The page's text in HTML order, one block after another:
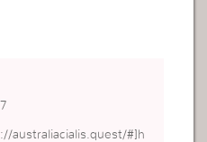
australiacialis.quest/#]h